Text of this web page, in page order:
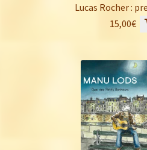
Lucas Rocher :
15,00€